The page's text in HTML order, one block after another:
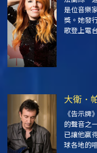
是位音樂
獎。她發
歌登上電
大衛．
《告示牌》
的聲音之一
已讓他贏
球各地的